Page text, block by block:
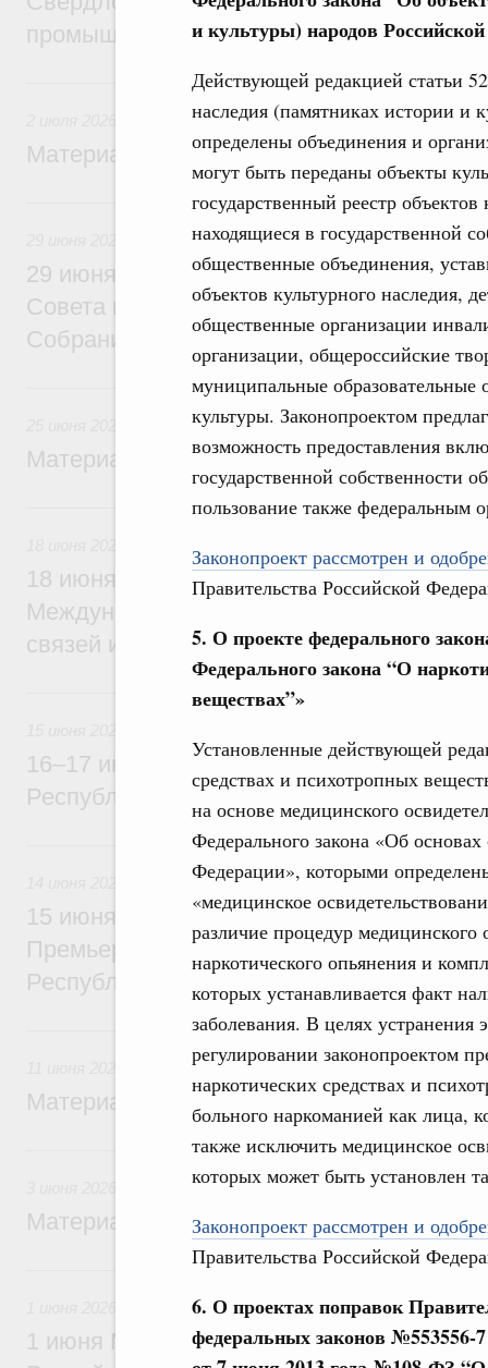
и культуры) народов
Действующей редакцией статьи 52
наследия (памятниках истории и
определены объединения и
могут быть переданы объекты
государственный реестр
находящиеся в государственной
общественные объединения,
объектов культурного наследия,
общественные организации
организации, общероссийские
муниципальные
культуры. Законопроектом
возможность предоставления
государственной собственности
пользование также федеральным
Законопроект рассмотрен и
Правительства Российской
5. О проекте федерального
Федерального закона“О
веществах”»
Установленные действующей
средствах и психотропных
на основе медицинского
Федерального закона «Об
Федерации», которыми
«медицинское
различие процедур медицинского
наркотического опьянения и
которых устанавливается факт
заболевания. В целях устранения
регулировании законопроектом
наркотических средствах и
больного наркоманией как лица,
также исключить медицинское
которых может быть установлен
Законопроект рассмотрен и
Правительства Российской
6. О проектах поправок
федеральных законов №553556-
промышленной выставке «Иннопром»
2 июля, четверг
Материалы к заседанию Правительства
29 июня, понедельник
29 июня Михаил Мишустин встретится с
Совета палаты Совета Федерации
Собрания
25 июня, четверг
Материалы к заседанию Правительства
18 июня, четверг
18 июня Михаил Мишустин примет
Международной конференции по
связей и развитию креативных и
15 июня, понедельник
16–17 июня Михаил Мишустин посетит с
Республику Узбекистан
14 июня, воскресенье
15 июня Михаил Мишустин проведёт
Премьер-министром Лаосской Народно-
Республики Сонсаем Сипхандоном
11 июня, четверг
Материалы к заседанию Правительства
3 июня, среда
Материалы к заседанию Правительства
1 июня, понедельник
1 июня Михаил Мишустин вручит премии